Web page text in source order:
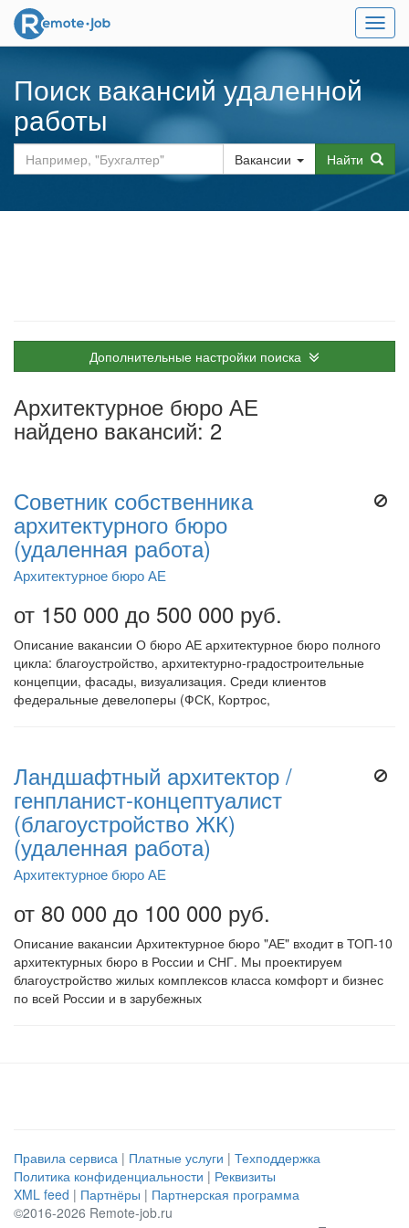
Меню
Поиск вакансий удаленной
работы
Вакансии Найти
Дополнительные настройки поиска
Архитектурное бюро АЕ
найдено вакансий: 2
Советник собственника
архитектурного бюро
(удаленная работа)
Архитектурное бюро АЕ
от 150 000 до 500 000 руб.
Описание вакансии О бюро АЕ архитектурное бюро полного
цикла: благоустройство, архитектурно-градостроительные
концепции, фасады, визуализация. Среди клиентов
федеральные девелоперы (ФСК, Кортрос,
Ландшафтный архитектор /
генпланист-концептуалист
(благоустройство ЖК)
(удаленная работа)
Архитектурное бюро АЕ
от 80 000 до 100 000 руб.
Описание вакансии Архитектурное бюро "АЕ" входит в ТОП-10
архитектурных бюро в России и СНГ. Мы проектируем
благоустройство жилых комплексов класса комфорт и бизнес
по всей России и в зарубежных
Правила сервиса | Платные услуги | Техподдержка
Политика конфиденциальности | Реквизиты
XML feed | Партнёры | Партнерская программа
©2016-2026 Remote-job.ru